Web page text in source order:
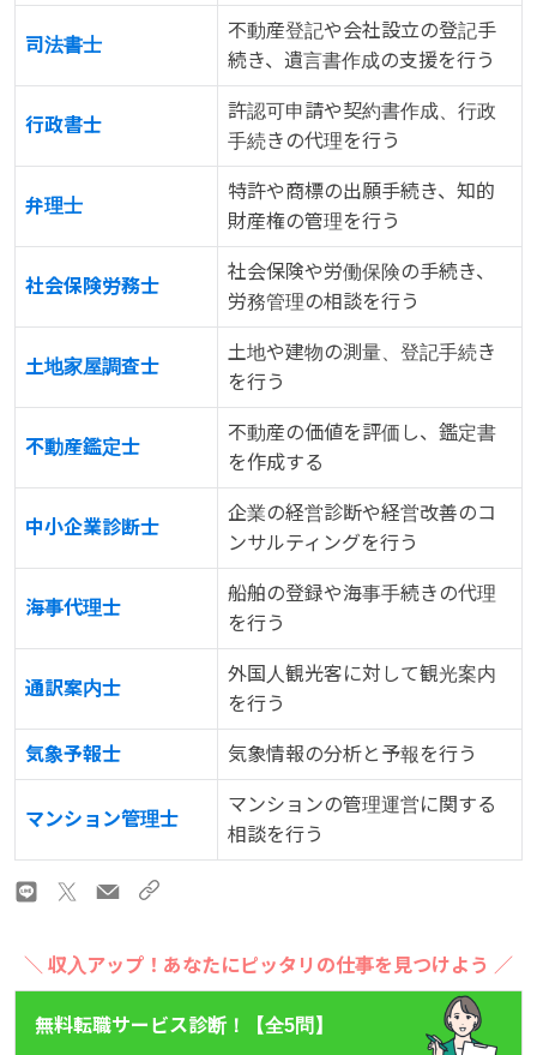
司法書士
不動産登記や会社設立の登記手
続き、遺言書作成の支援を行う
行政書士
許認可申請や契約書作成、行政
手続きの代理を行う
弁理士
特許や商標の出願手続き、知的
財産権の管理を行う
社会保険労務士
社会保険や労働保険の手続き、
労務管理の相談を行う
土地家屋調査士
土地や建物の測量、登記手続き
を行う
不動産鑑定士
不動産の価値を評価し、鑑定書
を作成する
中小企業診断士
企業の経営診断や経営改善のコ
ンサルティングを行う
海事代理士
船舶の登録や海事手続きの代理
を行う
通訳案内士
外国人観光客に対して観光案内
を行う
気象予報士 気象情報の分析と予報を行う
マンション管理士
マンションの管理運営に関する
相談を行う
＼ 収入アップ！あなたにピッタリの仕事を見つけよう ／
無料転職サービス診断！【全5問】